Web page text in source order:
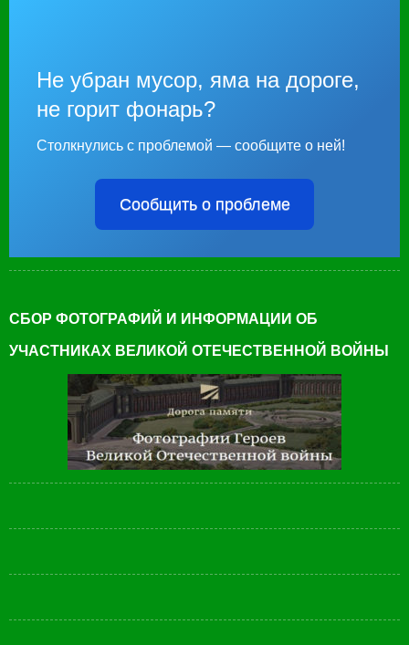
Не убран мусор, яма на дороге,
не горит фонарь?
Столкнулись с проблемой — сообщите о ней!
Сообщить о проблеме
СБОР ФОТОГРАФИЙ И ИНФОРМАЦИИ ОБ
УЧАСТНИКАХ ВЕЛИКОЙ ОТЕЧЕСТВЕННОЙ ВОЙНЫ